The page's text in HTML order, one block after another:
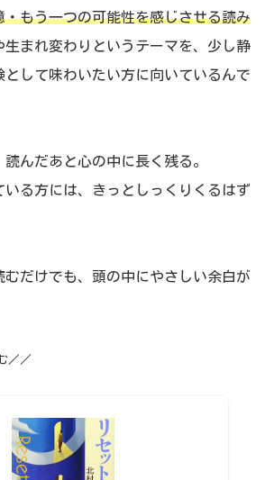
・もう一つの可能性を感じさせる読み
生まれ変わりというテーマを、少し静
として味わいたい方に向いているんで
んだあと心の中に長く残る。
いる方には、きっとしっくりくるはず
むだけでも、頭の中にやさしい余白が
／／